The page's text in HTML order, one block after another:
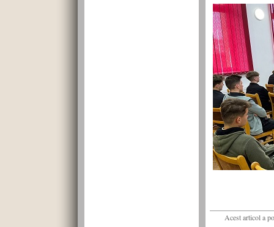
Acest articol a